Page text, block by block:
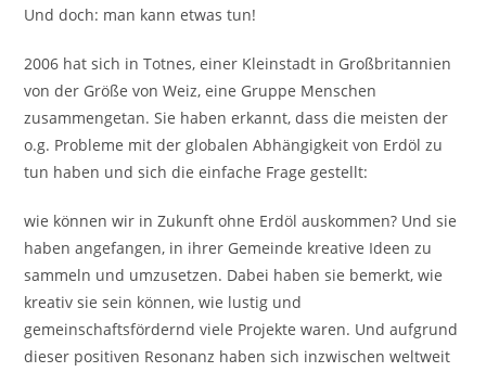
Und doch: man kann etwas tun!
2006 hat sich in Totnes, einer Kleinstadt in Großbritannien
von der Größe von Weiz, eine Gruppe Menschen
zusammengetan. Sie haben erkannt, dass die meisten der
o.g. Probleme mit der globalen Abhängigkeit von Erdöl zu
tun haben und sich die einfache Frage gestellt:
wie können wir in Zukunft ohne Erdöl auskommen? Und sie
haben angefangen, in ihrer Gemeinde kreative Ideen zu
sammeln und umzusetzen. Dabei haben sie bemerkt, wie
kreativ sie sein können, wie lustig und
gemeinschaftsfördernd viele Projekte waren. Und aufgrund
dieser positiven Resonanz haben sich inzwischen weltweit